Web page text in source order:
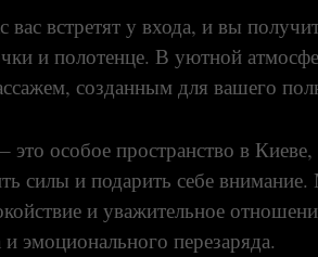
вас встретят у входа, и вы
и полотенце. В уютной
созданным для вашего
особое пространство в
силы и подарить себе
и уважительное
эмоционального перезаряда.